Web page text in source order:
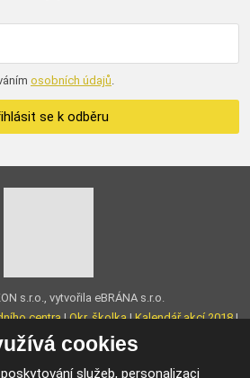
osobních údajů.
se k odběru
s.r.o., vytvořila eBRÁNA s.r.o.
centra |Okr. školka |Kalendář akcí 2018 |
|Podmínky použití | Facebook
cookies
služeb, personalizaci